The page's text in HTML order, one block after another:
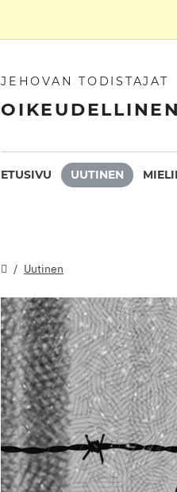
JEHOVAN TODISTAJAT
ETUSIVU UUTINEN
Uutinen